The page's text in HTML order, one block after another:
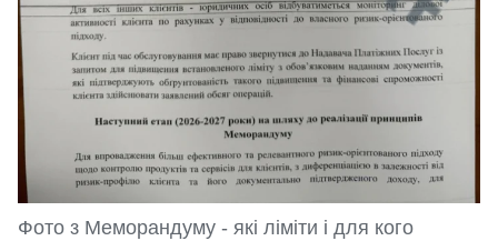
Фото з Меморандуму - які ліміти і для кого